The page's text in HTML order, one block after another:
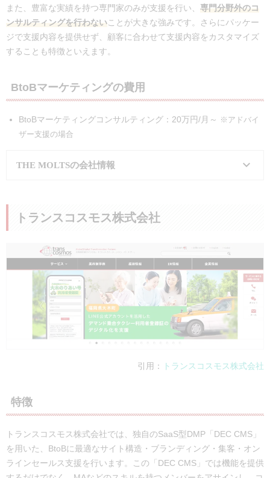
また、豊富な実績を持つ専門家のみが支援を行い、 専門分野外のコ
ンサルティングを行わないことが大きな強みです。さらにパッケー
ジで支援内容を提供せず、顧客に合わせて支援内容をカスタマイズ
することも特徴といえます。
BtoBマーケティングの費用
BtoBマーケティングコンサルティング：20万円/月～ ※アドバイ
ザー支援の場合
THE MOLTSの会社情報
事業内容 デジタルマーケティング支援事業
電話番号 記載なし
公式サイト https://moltsinc.co.jp/
実績・事例 株式会社BuySell Technologies、株式会
トランスコスモス株式会社
引用： トランスコスモス株式会社
特徴
トランスコスモス株式会社では、独自のSaaS型DMP「DEC CMS」
を用いた、BtoBに最適なサイト構造・ブランディング・集客・オン
ラインセールス支援を行います。この「DEC CMS」では機能を提供